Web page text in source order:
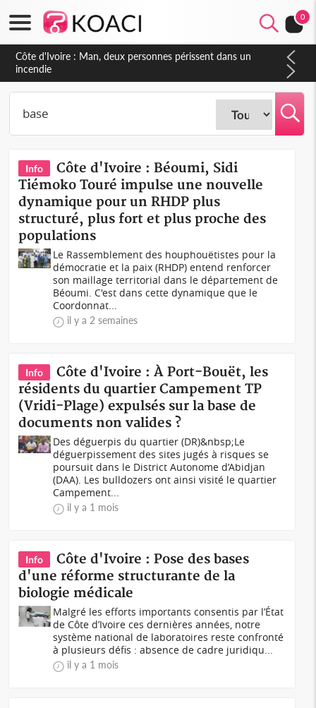
0
Côte d'Ivoire : Séileu, la célébration de la fête nationale
transformée en vaste campagne contre les produits
dépigmentants dangereux
Info
Côte d'Ivoire : Béoumi, Sidi
Tiémoko Touré impulse une nouvelle
dynamique pour un RHDP plus
structuré, plus fort et plus proche des
populations
Le Rassemblement des houphouëtistes pour la
démocratie et la paix (RHDP) entend renforcer
son maillage territorial dans le département de
Béoumi. C'est dans cette dynamique que le
Coordonnat...
il y a 2 semaines
Info
Côte d'Ivoire : À Port-Bouët, les
résidents du quartier Campement TP
(Vridi-Plage) expulsés sur la base de
documents non valides ?
Des déguerpis du quartier (DR)&nbsp;Le
déguerpissement des sites jugés à risques se
poursuit dans le District Autonome d’Abidjan
(DAA). Les bulldozers ont ainsi visité le quartier
Campement...
il y a 1 mois
Info
Côte d'Ivoire : Pose des bases
d'une réforme structurante de la
biologie médicale
Malgré les efforts importants consentis par l’État
de Côte d’Ivoire ces dernières années, notre
système national de laboratoires reste confronté
à plusieurs défis : absence de cadre juridiqu...
il y a 1 mois